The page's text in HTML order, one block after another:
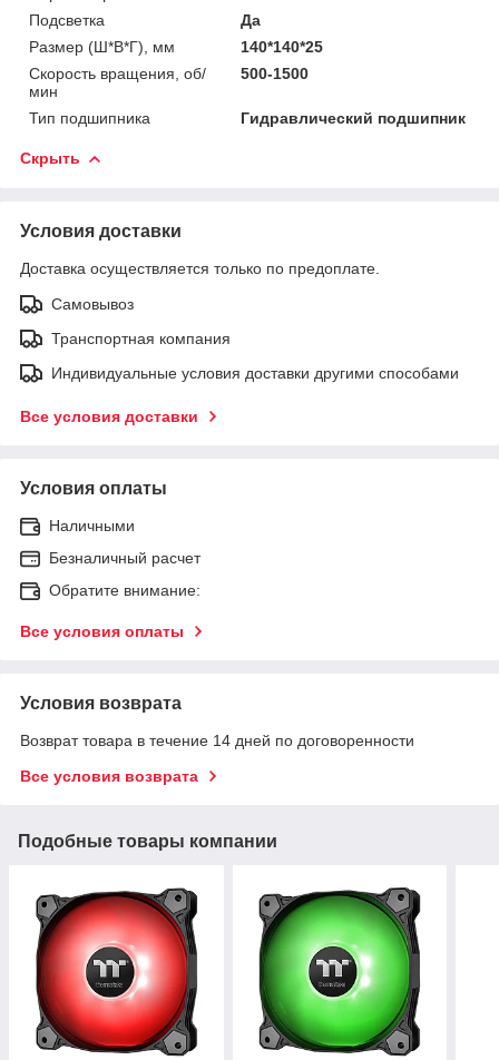
Подсветка
Да
Размер (Ш*В*Г), мм
140*140*25
Скорость вращения, об/
мин
500-1500
Тип подшипника Гидравлический подшипник
Скрыть
Условия доставки
Доставка осуществляется только по предоплате.
Самовывоз
Транспортная компания
Индивидуальные условия доставки другими способами
Все условия доставки
Условия оплаты
Наличными
Безналичный расчет
Обратите внимание:
Все условия оплаты
Условия возврата
Возврат товара в течение 14 дней по договоренности
Все условия возврата
Подобные товары компании